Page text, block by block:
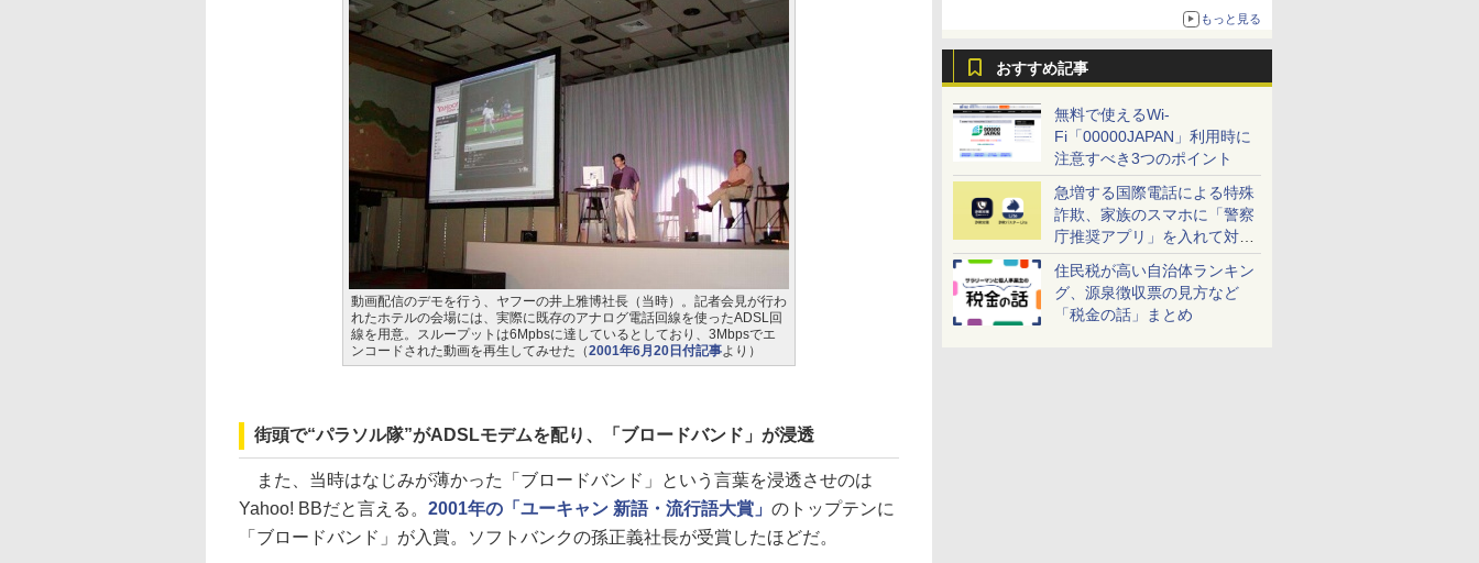
もっと見る
おすすめ記事
無料で使えるWi-
Fi「00000JAPAN」利用時に
注意すべき3つのポイント
急増する国際電話による特殊
詐欺、家族のスマホに「警察
庁推奨アプリ」を入れて対策
しよう！
住民税が高い自治体ランキン
グ、源泉徴収票の見方など
「税金の話」まとめ
動画配信のデモを行う、ヤフーの井上雅博社長（当時）。記者会見が行わ
れたホテルの会場には、実際に既存のアナログ電話回線を使ったADSL回
線を用意。スループットは6Mpbsに達しているとしており、3Mbpsでエ
ンコードされた動画を再生してみせた（2001年6月20日付記事より）
街頭で“パラソル隊”がADSLモデムを配り、「ブロードバンド」が浸透
また、当時はなじみが薄かった「ブロードバンド」という言葉を浸透させのは
Yahoo! BBだと言える。 2001年の「ユーキャン 新語・流行語大賞」 のトップテンに
「ブロードバンド」が入賞。ソフトバンクの孫正義社長が受賞したほどだ。